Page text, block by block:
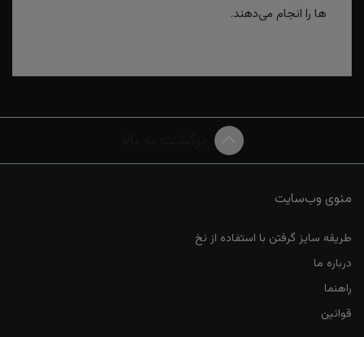
ها را انجام می‌دهند.
منوی وب‌سایت
طریقه سایز گرفتن با استفاده از نخ
درباره ما
راهنما
قوانین